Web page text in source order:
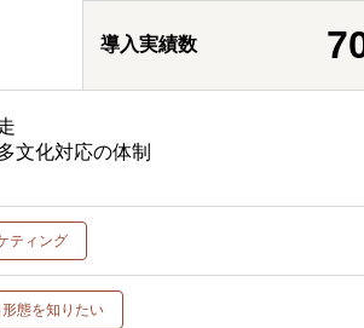
導入実績数
文化対応の体制
ティング
態を知りたい